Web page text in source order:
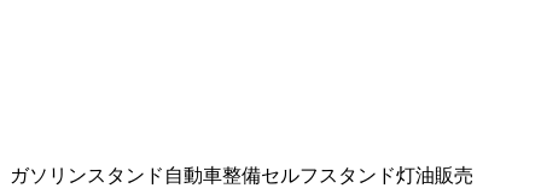
ガソリンスタンド 自動車整備セルフスタンド灯油販売